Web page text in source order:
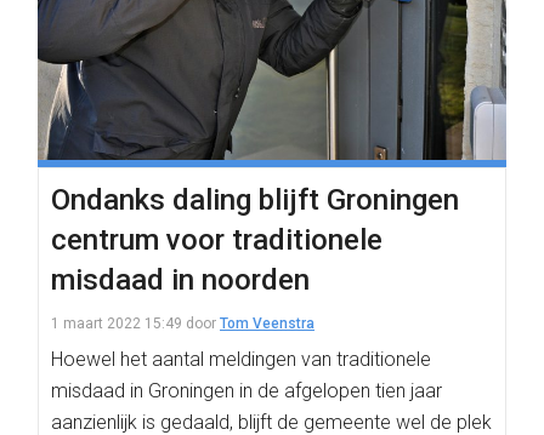
Ondanks daling blijft Groningen
centrum voor traditionele
misdaad in noorden
1 maart 2022 15:49 door Tom Veenstra
Hoewel het aantal meldingen van traditionele
misdaad in Groningen in de afgelopen tien jaar
aanzienlijk is gedaald, blijft de gemeente wel de plek